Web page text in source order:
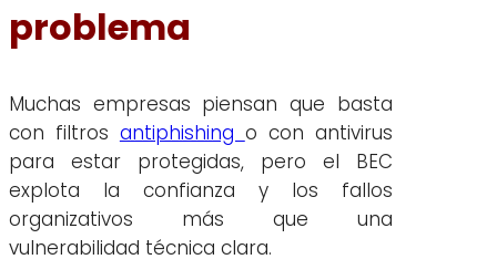
problema
Muchas empresas piensan que basta
con filtros antiphishing o con antivirus
para estar protegidas, pero el BEC
explota la confianza y los fallos
organizativos más que una
vulnerabilidad técnica clara.